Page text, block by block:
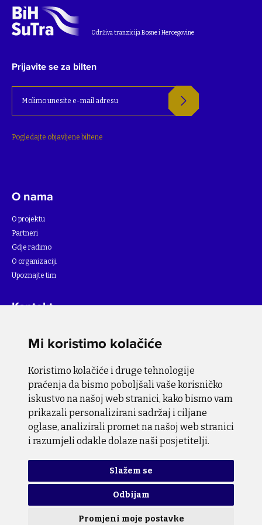
Mi koristimo kolačiće
Koristimo kolačiće i druge tehnologije
praćenja da bismo poboljšali vaše korisničko
iskustvo na našoj web stranici, kako bismo vam
prikazali personalizirani sadržaj i ciljane
oglase, analizirali promet na našoj web stranici
i razumjeli odakle dolaze naši posjetitelji.
Slažem se
Odbijam
Promjeni moje postavke
Održiva tranzicija Bosne i Hercegovine
Prijavite se za bilten
Pogledajte objavljene biltene
O nama
O projektu
Partneri
Gdje radimo
O organizaciji
Upoznajte tim
Kontakt
Pratite nas
Pravila o zaštiti privatnosti Pravila o upotrebi kolačića